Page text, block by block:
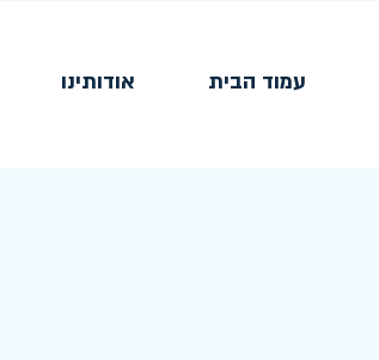
עמוד הבית אודותינו